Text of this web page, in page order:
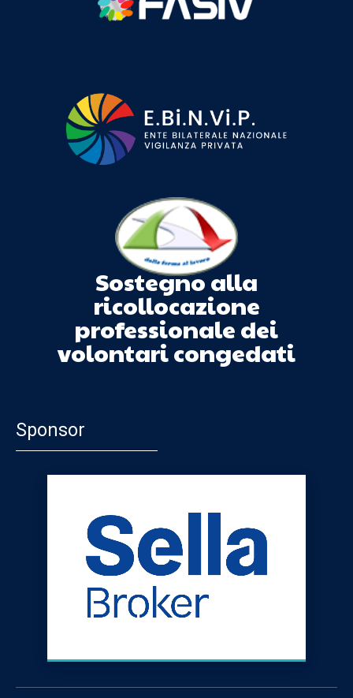
Sostegno alla
ricollocazione
professionale dei
volontari congedati
Sponsor